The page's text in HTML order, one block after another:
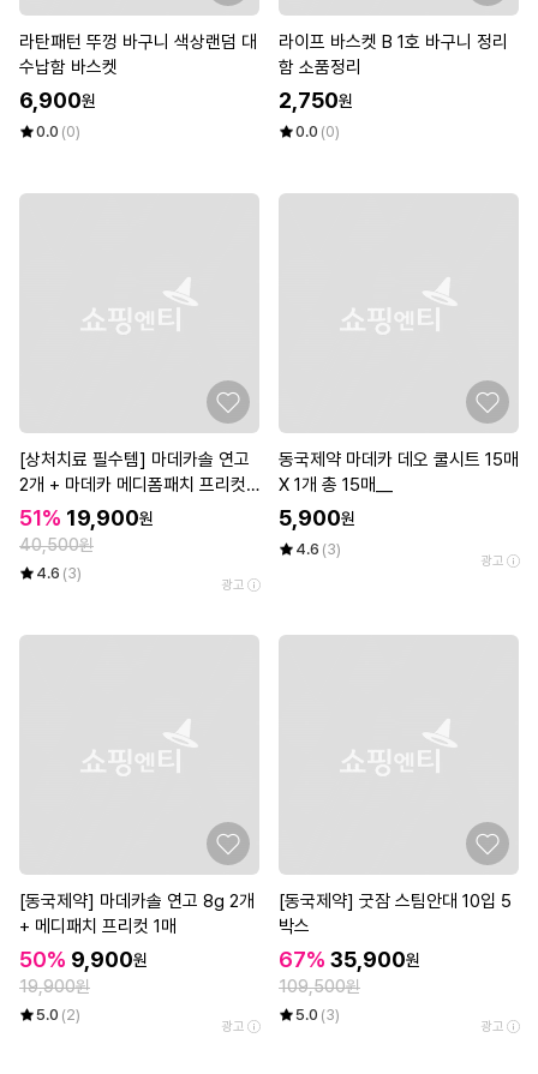
라탄패턴 뚜껑 바구니 색상랜덤 대
수납함 바스켓
6,900원
0.0 (0)
라이프 바스켓 B 1호 바구니 정리
함 소품정리
2,750원
0.0 (0)
[상처치료 필수템] 마데카솔 연고
2개 + 마데카 메디폼패치 프리컷
2매*3개
51% 19,900원
40,500원
4.6 (3)
광고
동국제약 마데카 데오 쿨시트 15매
X 1개 총 15매__
5,900원
4.6 (3)
광고
[동국제약] 마데카솔 연고 8g 2개
+ 메디패치 프리컷 1매
50% 9,900원
19,900원
5.0 (2)
광고
[동국제약] 굿잠 스팀안대 10입 5
박스
67% 35,900원
109,500원
5.0 (3)
광고